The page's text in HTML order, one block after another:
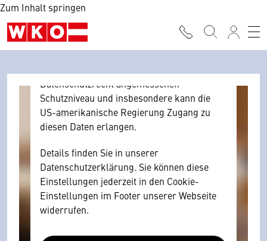
Zum Inhalt springen
Browser personenbezogene technische
Daten zu Geräten und Nutzerverhalten
mitunter mit US-amerikanischen Anbietern
Datenschutzrecht angemessenen
Schutzniveau und insbesondere kann die
US-amerikanische Regierung Zugang zu
diesen Daten erlangen.
Details finden Sie in unserer
Datenschutzerklärung. Sie können diese
Einstellungen jederzeit in den Cookie-
Einstellungen im Footer unserer Webseite
widerrufen.